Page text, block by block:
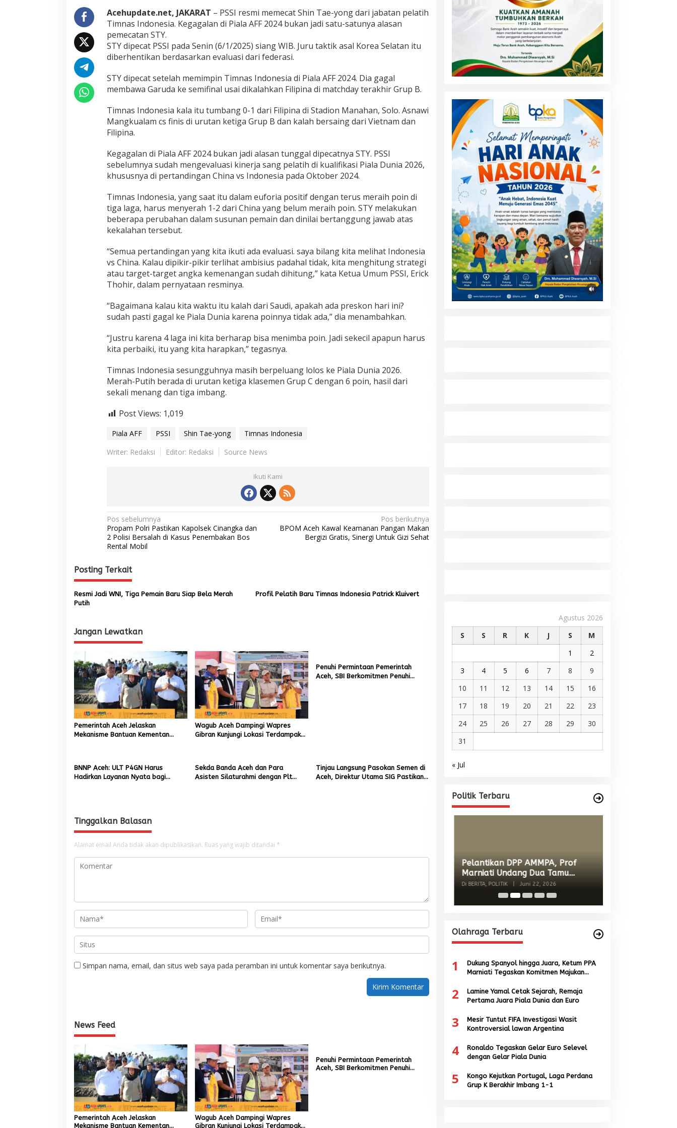
i
P
i
a
l
a
F
F
,
a
p
Acehupdate.net, JAKARAT – PSSI resmi memecat Shin Tae-yong dari jabatan pelatih
Timnas Indonesia. Kegagalan di Piala AFF 2024 bukan jadi satu-satunya alasan
pemecatan STY.
STY dipecat PSSI pada Senin (6/1/2025) siang WIB. Juru taktik asal Korea Selatan itu
diberhentikan berdasarkan evaluasi dari federasi.
STY dipecat setelah memimpin Timnas Indonesia di Piala AFF 2024. Dia gagal
membawa Garuda ke semifinal usai dikalahkan Filipina di matchday terakhir Grup B.
Timnas Indonesia kala itu tumbang 0-1 dari Filipina di Stadion Manahan, Solo. Asnawi
Mangkualam cs finis di urutan ketiga Grup B dan kalah bersaing dari Vietnam dan
Filipina.
Kegagalan di Piala AFF 2024 bukan jadi alasan tunggal dipecatnya STY. PSSI
sebelumnya sudah mengevaluasi kinerja sang pelatih di kualifikasi Piala Dunia 2026,
khususnya di pertandingan China vs Indonesia pada Oktober 2024.
Timnas Indonesia, yang saat itu dalam euforia positif dengan terus meraih poin di
tiga laga, harus menyerah 1-2 dari China yang belum meraih poin. STY melakukan
beberapa perubahan dalam susunan pemain dan dinilai bertanggung jawab atas
kekalahan tersebut.
“Semua pertandingan yang kita ikuti ada evaluasi. saya bilang kita melihat Indonesia
vs China. Kalau dipikir-pikir terlihat ambisius padahal tidak, kita menghitung strategi
atau target-target angka kemenangan sudah dihitung,” kata Ketua Umum PSSI, Erick
Thohir, dalam pernyataan resminya.
“Bagaimana kalau kita waktu itu kalah dari Saudi, apakah ada preskon hari ini?
sudah pasti gagal ke Piala Dunia karena poinnya tidak ada,” dia menambahkan.
“Justru karena 4 laga ini kita berharap bisa menimba poin. Jadi sekecil apapun harus
kita perbaiki, itu yang kita harapkan,” tegasnya.
Timnas Indonesia sesungguhnya masih berpeluang lolos ke Piala Dunia 2026.
Merah-Putih berada di urutan ketiga klasemen Grup C dengan 6 poin, hasil dari
sekali menang dan tiga imbang.
Post Views: 1,019
Piala AFF PSSI Shin Tae-yong
Timnas Indonesia
Writer: Redaksi
Editor: Redaksi Source News
Ikuti Kami
N
a
v
i
g
a
p
o
s
Pos sebelumnya
Propam Polri Pastikan Kapolsek Cinangka dan
2 Polisi Bersalah di Kasus Penembakan Bos
Rental Mobil
Pos berikutnya
BPOM Aceh Kawal Keamanan Pangan Makan
Bergizi Gratis, Sinergi Untuk Gizi Sehat
Posting Terkait
Resmi Jadi WNI, Tiga Pemain Baru Siap Bela Merah
Putih
Profil Pelatih Baru Timnas Indonesia Patrick Kluivert
Jangan Lewatkan
Pemerintah Aceh Jelaskan
Mekanisme Bantuan Kementan
Wagub Aceh Dampingi Wapres
Gibran Kunjungi Lokasi Terdampak
Penuhi Permintaan Pemerintah
Aceh, SBI Berkomitmen Penuhi
BNNP Aceh: ULT P4GN Harus
Hadirkan Layanan Nyata bagi
Sekda Banda Aceh dan Para
Asisten Silaturahmi dengan Plt
Tinjau Langsung Pasokan Semen di
Aceh, Direktur Utama SIG Pastikan
Tinggalkan Balasan
Alamat email Anda tidak akan dipublikasikan. Ruas yang wajib ditandai *
Simpan nama, email, dan situs web saya pada peramban ini untuk komentar saya berikutnya.
News Feed
Pemerintah Aceh Jelaskan
Mekanisme Bantuan Kementan
Wagub Aceh Dampingi Wapres
Gibran Kunjungi Lokasi Terdampak
Penuhi Permintaan Pemerintah
Aceh, SBI Berkomitmen Penuhi
Agustus 2026
S
S R K J S
M
1
2
3
4 5 6 7 8
9
10
11 12 13 14 15
16
17
18 19 20 21 22
23
24
25 26 27 28 29
30
31
« Jul
Politik Terbaru
Mualem tunjuk Wan Malaya jadi Pj
Ketua Partai Aceh Nagan Raya
Internasional dari Spanyol dan
Malaysia
Di BERITA, POLITIK
Olahraga Terbaru
1
Dukung Spanyol hingga Juara, Ketum PPA
Marniati Tegaskan Komitmen Majukan
2
Lamine Yamal Cetak Sejarah, Remaja
Pertama Juara Piala Dunia dan Euro
3
Mesir Tuntut FIFA Investigasi Wasit
Kontroversial lawan Argentina
4
Ronaldo Tegaskan Gelar Euro Selevel
dengan Gelar Piala Dunia
5
Kongo Kejutkan Portugal, Laga Perdana
Grup K Berakhir Imbang 1-1